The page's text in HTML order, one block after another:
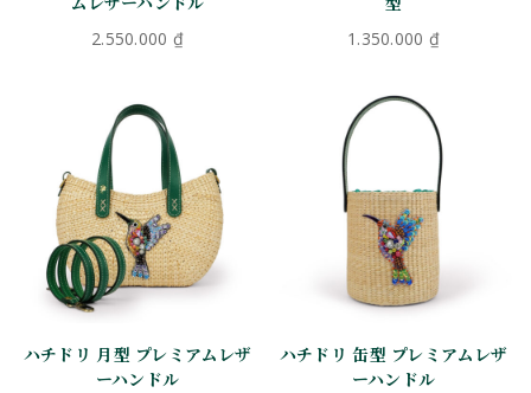
2.550.000 ₫ 1.350.000 ₫
ハチドリ 月型 プレミアムレザ
ーハンドル
ハチドリ 缶型 プレミアムレザ
ーハンドル